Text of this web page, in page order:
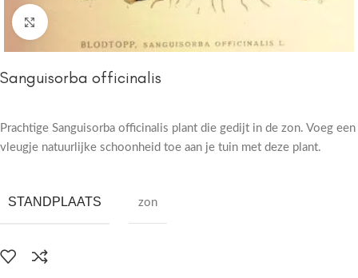
Click to enlarge
Sanguisorba officinalis
Prachtige Sanguisorba officinalis plant die gedijt in de zon. Voeg een
vleugje natuurlijke schoonheid toe aan je tuin met deze plant.
STANDPLAATS zon